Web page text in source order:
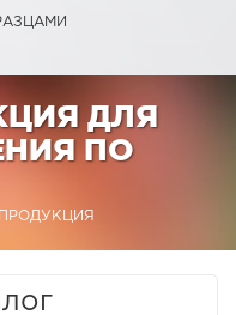
ДЛЯ
ПО